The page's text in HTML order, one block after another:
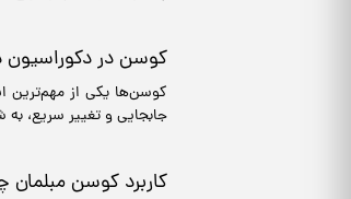
کوسن در دکوراسیون
کوسن‌ها یکی از مهم‌ترین
جابجایی و تغییر سریع،
کاربرد کوسن